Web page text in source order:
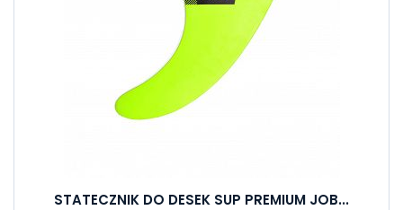
STATECZNIK DO DESEK SUP PREMIUM JOB...